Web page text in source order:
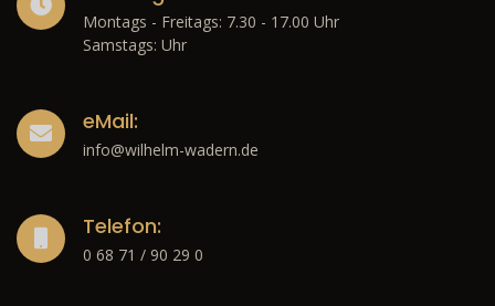
Montags - Freitags: 7.30 - 17.00 Uhr
Samstags: Uhr
eMail:
info@wilhelm-wadern.de
Telefon:
0 68 71 / 90 29 0